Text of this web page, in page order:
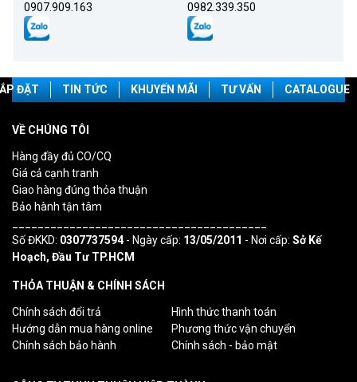
0907.909.163
0982.339.350
ĐẶT TIN TỨC KHUYẾN MÃI TƯ VẤN CATALOGUE
VỀ CHÚNG TÔI
Hàng đầy đủ CO/CQ
Giá cả cạnh tranh
Giao hàng đúng thỏa thuận
Bảo hành tận tâm
Số ĐKKD: 0307737594- Ngày cấp: 13/05/2011 - Nơi cấp: Sở Kế
Hoạch, Đầu Tư TP.HCM
THỎA THUẬN & CHÍNH SÁCH
Chính sách đổi trả
Hình thức thanh toán
Hướng dẫn mua hàng online
Phương thức vận chuyển
Chính sách bảo hành
Chính sách - bảo mật